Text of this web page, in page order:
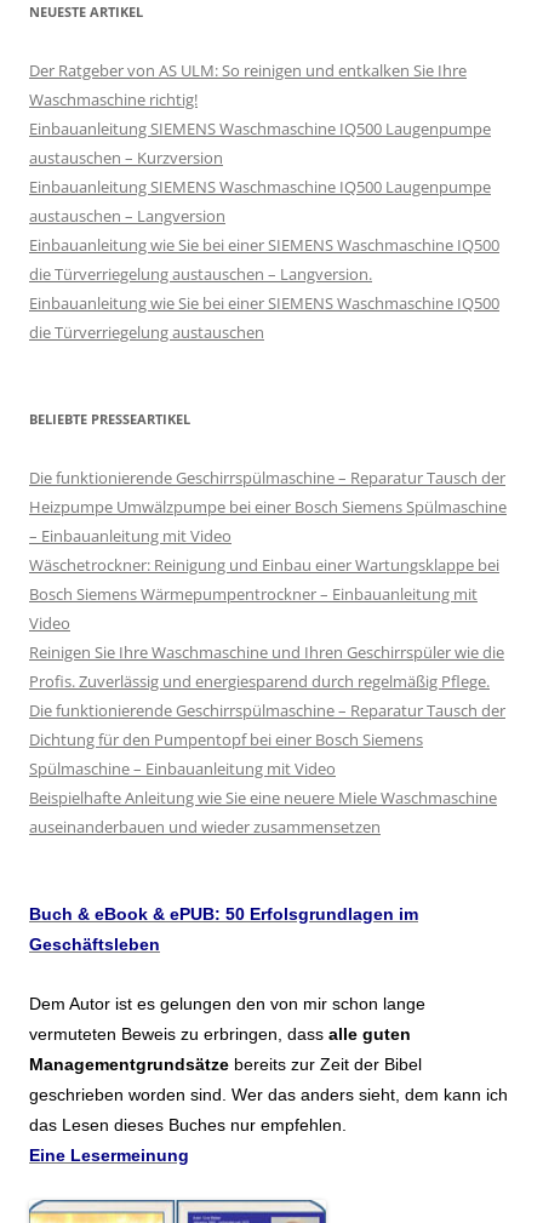
NEUESTE ARTIKEL
Der Ratgeber von AS ULM: So reinigen und entkalken Sie Ihre
Waschmaschine richtig!
Einbauanleitung SIEMENS Waschmaschine IQ500 Laugenpumpe
austauschen – Kurzversion
Einbauanleitung SIEMENS Waschmaschine IQ500 Laugenpumpe
austauschen – Langversion
Einbauanleitung wie Sie bei einer SIEMENS Waschmaschine IQ500
die Türverriegelung austauschen – Langversion.
Einbauanleitung wie Sie bei einer SIEMENS Waschmaschine IQ500
die Türverriegelung austauschen
BELIEBTE PRESSEARTIKEL
Die funktionierende Geschirrspülmaschine – Reparatur Tausch der
Heizpumpe Umwälzpumpe bei einer Bosch Siemens Spülmaschine
– Einbauanleitung mit Video
Wäschetrockner: Reinigung und Einbau einer Wartungsklappe bei
Bosch Siemens Wärmepumpentrockner – Einbauanleitung mit
Video
Reinigen Sie Ihre Waschmaschine und Ihren Geschirrspüler wie die
Profis. Zuverlässig und energiesparend durch regelmäßig Pflege.
Die funktionierende Geschirrspülmaschine – Reparatur Tausch der
Dichtung für den Pumpentopf bei einer Bosch Siemens
Spülmaschine – Einbauanleitung mit Video
Beispielhafte Anleitung wie Sie eine neuere Miele Waschmaschine
auseinanderbauen und wieder zusammensetzen
Buch & eBook & ePUB: 50 Erfolsgrundlagen im
Geschäftsleben
Dem Autor ist es gelungen den von mir schon lange
vermuteten Beweis zu erbringen, dass alle guten
Managementgrundsätze bereits zur Zeit der Bibel
geschrieben worden sind. Wer das anders sieht, dem kann ich
das Lesen dieses Buches nur empfehlen.
Eine Lesermeinung